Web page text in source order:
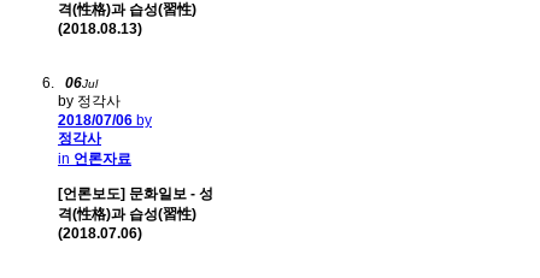
격(性格)과 습성(習性)
(2018.08.13)
06Jul
by 정각사
2018/07/06 by
정각사
in 언론자료
[언론보도] 문화일보 - 성
격(性格)과 습성(習性)
(2018.07.06)